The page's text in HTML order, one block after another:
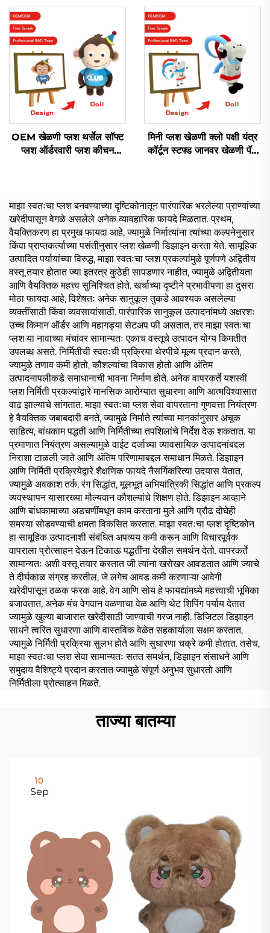
खेळण्याचा कीचन
OEM खेळणी प्लश थर्सेल सॉफ्ट
प्लश ऑर्डरवारी प्लश कीचन
मिनी प्लश खेळणी क्लो पक्षी यंत्र
कॉर्टून स्टफ्ड जानवर खेळणी पॅज
माझा स्वतःचा प्लश बनवण्याच्या दृष्टिकोनातून पारंपारिक भरलेल्या प्राण्यांच्या
खरेदीपासून वेगळे असलेले अनेक व्यावहारिक फायदे मिळतात. प्रथम,
वैयक्तिकरण हा प्रमुख फायदा आहे, ज्यामुळे निर्मात्यांना त्यांच्या कल्पनेनुसार
किंवा प्राप्तकर्त्याच्या पसंतीनुसार प्लश खेळणी डिझाइन करता येते. सामूहिक
उत्पादित पर्यायांच्या विरुद्ध, माझा स्वतःचा प्लश प्रकल्पांमुळे पूर्णपणे अद्वितीय
वस्तू तयार होतात ज्या इतरत्र कुठेही सापडणार नाहीत, ज्यामुळे अद्वितीयता
आणि वैयक्तिक महत्त्व सुनिश्चित होते. खर्चाच्या दृष्टीने प्रभावीपणा हा दुसरा
मोठा फायदा आहे, विशेषतः अनेक सानुकूल तुकडे आवश्यक असलेल्या
व्यक्तींसाठी किंवा व्यवसायांसाठी. पारंपारिक सानुकूल उत्पादनांमध्ये अक्षरशः
उच्च किमान ऑर्डर आणि महागड्या सेटअप फी असतात, तर माझा स्वतःचा
प्लश या नावाच्या मंचांवर सामान्यतः एकाच वस्तूचे उत्पादन योग्य किमतीत
उपलब्ध असते. निर्मितीची स्वतःची प्रक्रिया थेरपीचे मूल्य प्रदान करते,
ज्यामुळे तणाव कमी होतो, कौशल्यांचा विकास होतो आणि अंतिम
उत्पादनापलीकडे समाधानाची भावना निर्माण होते. अनेक वापरकर्ते यशस्वी
प्लश निर्मिती प्रकल्पांद्वारे मानसिक आरोग्यात सुधारणा आणि आत्मविश्वासात
वाढ झाल्याचे सांगतात. माझा स्वतःचा प्लश सेवा वापरताना गुणवत्ता नियंत्रण
हे वैयक्तिक जबाबदारी बनते, ज्यामुळे निर्माते त्यांच्या मानकांनुसार अचूक
साहित्य, बांधकाम पद्धती आणि निर्मितीच्या तपशिलांचे निर्देश देऊ शकतात. या
प्रमाणात नियंत्रण असल्यामुळे वाईट दर्जाच्या व्यावसायिक उत्पादनांबद्दल
निराशा टाळली जाते आणि अंतिम परिणामाबद्दल समाधान मिळते. डिझाइन
आणि निर्मिती प्रक्रियेद्वारे शैक्षणिक फायदे नैसर्गिकरित्या उदयास येतात,
ज्यामुळे अवकाश तर्क, रंग सिद्धांत, मूलभूत अभियांत्रिकी सिद्धांत आणि प्रकल्प
व्यवस्थापन यासारख्या मौल्यवान कौशल्यांचे शिक्षण होते. डिझाइन आव्हाने
आणि बांधकामाच्या अडचणींमधून काम करताना मुले आणि प्रौढ दोघेही
समस्या सोडवण्याची क्षमता विकसित करतात. माझा स्वतःचा प्लश दृष्टिकोन
हा सामूहिक उत्पादनाशी संबंधित अपव्यय कमी करून आणि विचारपूर्वक
वापराला प्रोत्साहन देऊन टिकाऊ पद्धतींना देखील समर्थन देतो. वापरकर्ते
सामान्यतः अशी वस्तू तयार करतात जी त्यांना खरोखर आवडतात आणि ज्याचे
ते दीर्घकाळ संग्रह करतील, जे लगेच आवड कमी करणाऱ्या आवेगी
खरेदीपासून ठळक फरक आहे. वेग आणि सोय हे फायद्यांमध्ये महत्त्वाची भूमिका
बजावतात, अनेक मंच वेगवान वळणाचा वेळ आणि थेट शिपिंग पर्याय देतात
ज्यामुळे खुल्या बाजारात खरेदीसाठी जाण्याची गरज नाही. डिजिटल डिझाइन
साधने त्वरित सुधारणा आणि वास्तविक वेळेत सहकार्याला सक्षम करतात,
ज्यामुळे निर्मिती प्रक्रिया सुलभ होते आणि सुधारणा चक्रे कमी होतात. तसेच,
माझा स्वतःचा प्लश सेवा सामान्यतः सतत समर्थन, डिझाइन संसाधने आणि
समुदाय वैशिष्ट्ये प्रदान करतात ज्यामुळे संपूर्ण अनुभव सुधारतो आणि
निर्मितीला प्रोत्साहन मिळते.
ताज्या बातम्या
10
Sep